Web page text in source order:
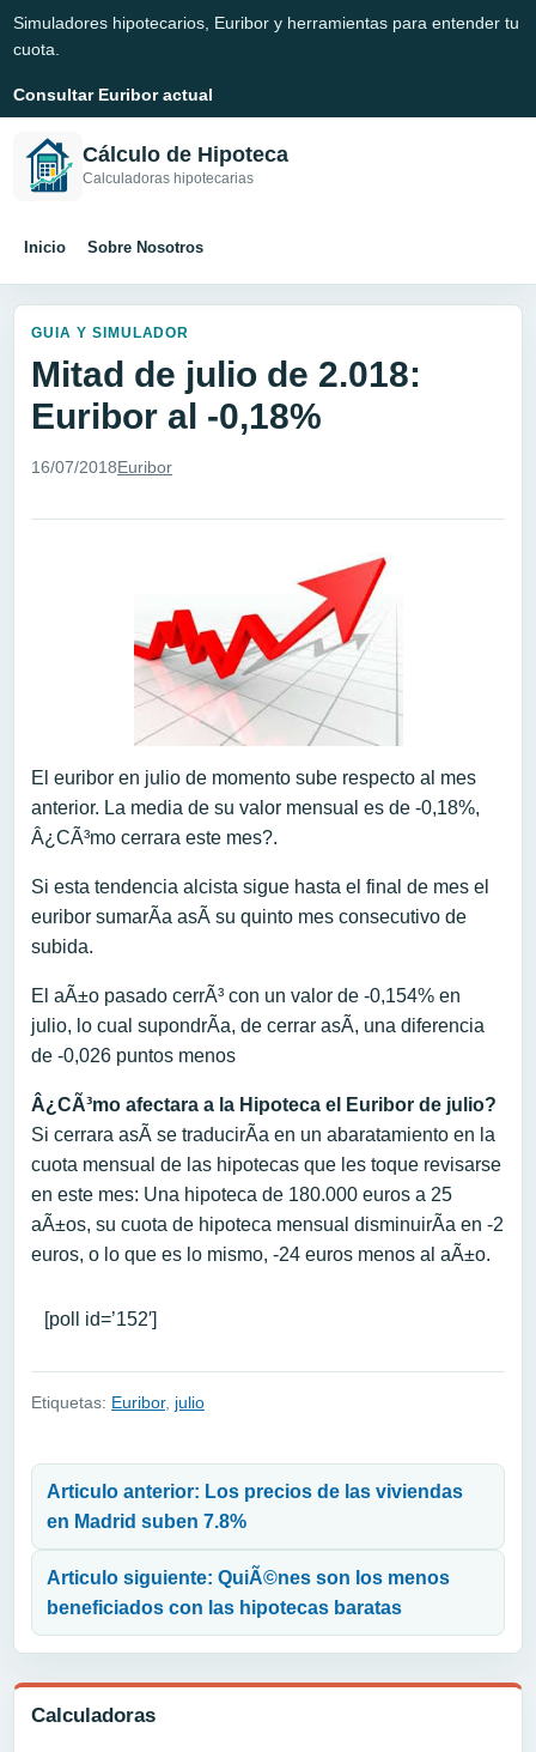
Simuladores hipotecarios, Euribor y herramientas para entender tu
cuota.
Consultar Euribor actual
Cálculo de Hipoteca
Calculadoras hipotecarias
Inicio Sobre Nosotros
Calculadoras
GUIA Y SIMULADOR
Mitad de julio de 2.018:
Euribor al -0,18%
16/07/2018Euribor
El euribor en julio de momento sube respecto al mes
anterior. La media de su valor mensual es de -0,18%,
Â¿CÃ³mo cerrara este mes?.
Si esta tendencia alcista sigue hasta el final de mes el
euribor sumarÃ­a asÃ­ su quinto mes consecutivo de
subida.
El aÃ±o pasado cerrÃ³ con un valor de -0,154% en
julio, lo cual supondrÃ­a, de cerrar asÃ­, una diferencia
de -0,026 puntos menos
Â¿CÃ³mo afectara a la Hipoteca el Euribor de julio?
Si cerrara asÃ­ se traducirÃ­a en un abaratamiento en la
cuota mensual de las hipotecas que les toque revisarse
en este mes: Una hipoteca de 180.000 euros a 25
aÃ±os, su cuota de hipoteca mensual disminuirÃ­a en -2
euros, o lo que es lo mismo, -24 euros menos al aÃ±o.
[poll id=’152′]
Etiquetas: Euribor, julio
Articulo anterior: Los precios de las viviendas
en Madrid suben 7.8%
Articulo siguiente: QuiÃ©nes son los menos
beneficiados con las hipotecas baratas